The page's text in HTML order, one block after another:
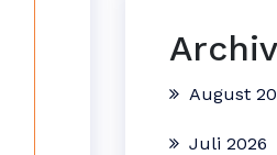
Archiv
August
Juli 2026